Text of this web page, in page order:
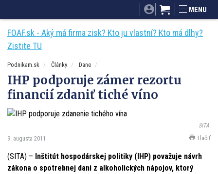
Mnamky-recepty.sk
MENU
FOAF.sk - Aký má firma zisk? Kto ju vlastní? Kto má dlhy?
Zistite TU
Podnikam.sk Články Dane
IHP podporuje zámer rezortu
financií zdaniť tiché víno
SITA
9. augusta 2011 Tlačiť
(SITA) – Inštitút hospodárskej politiky (IHP) považuje návrh
zákona o spotrebnej dani z alkoholických nápojov, ktorý